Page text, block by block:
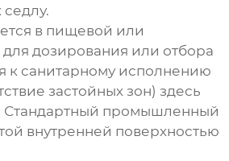
в пищевой или
дозирования или отбора
к санитарному исполнению
застойных зон) здесь
Стандартный промышленный
внутренней поверхностью